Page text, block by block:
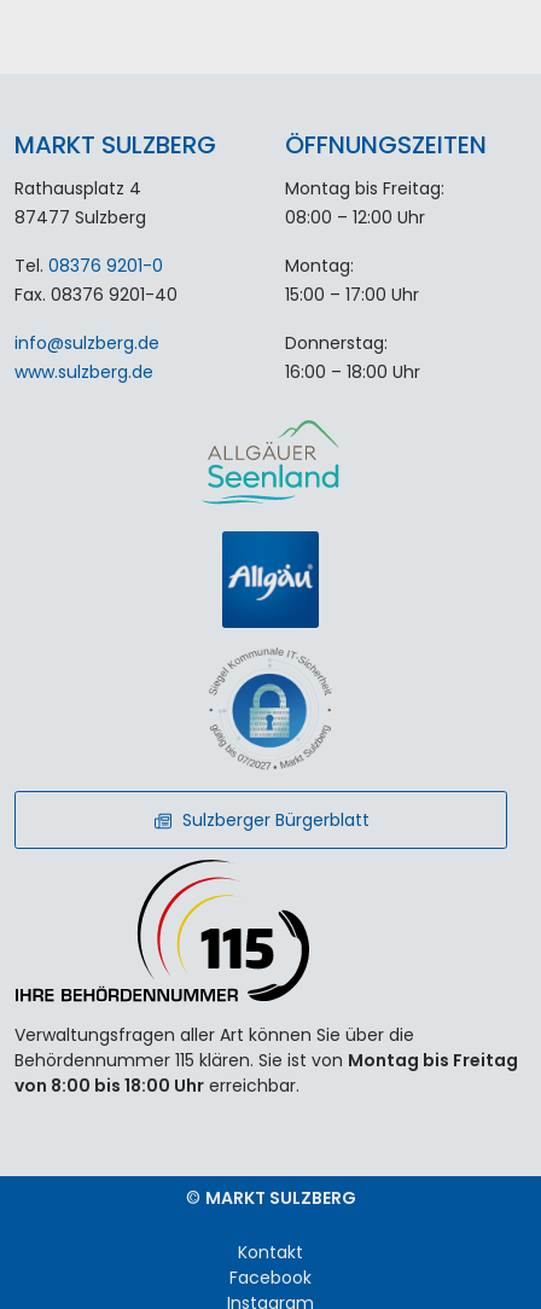
MARKT SULZBERG
Rathausplatz 4
87477 Sulzberg
Tel. 08376 9201-0
Fax. 08376 9201-40
info@sulzberg.de
www.sulzberg.de
ÖFFNUNGSZEITEN
Montag bis Freitag:
08:00 – 12:00 Uhr
Montag:
15:00 – 17:00 Uhr
Donnerstag:
16:00 – 18:00 Uhr
Sulzberger Bürgerblatt
Verwaltungsfragen aller Art können Sie über die
Behördennummer 115 klären. Sie ist von Montag bis Freitag
von 8:00 bis 18:00 Uhr erreichbar.
© MARKT SULZBERG
Kontakt
Facebook
Instagram